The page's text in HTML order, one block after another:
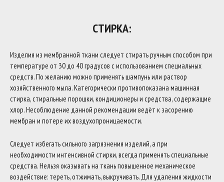
СТИРКА:
Изделия из мембранной ткани следует стирать ручным способом при
температуре от 30 до 40 градусов с использованием специальных
средств. По желанию можно применять шампунь или раствор
хозяйственного мыла. Категорически противопоказана машинная
стирка, стиральные порошки, кондиционеры и средства, содержащие
хлор. Несоблюдение данной рекомендации ведёт к засорению
мембран и потере их воздухопроницаемости.
Следует избегать сильного загрязнения изделий, а при
необходимости интенсивной стирки, всегда применять специальные
средства. Нельзя оказывать на ткань повышенное механическое
воздействие: тереть, отжимать, выкручивать. Для удаления жидкости